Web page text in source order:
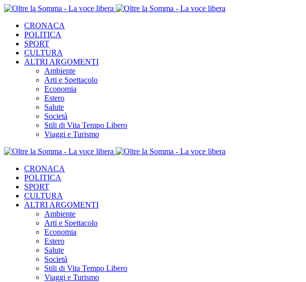
CRONACA
POLITICA
SPORT
CULTURA
ALTRI ARGOMENTI
Ambiente
Arti e Spettacolo
Economia
Estero
Salute
Società
Stili di Vita Tempo Libero
Viaggi e Turismo
CRONACA
POLITICA
SPORT
CULTURA
ALTRI ARGOMENTI
Ambiente
Arti e Spettacolo
Economia
Estero
Salute
Società
Stili di Vita Tempo Libero
Viaggi e Turismo